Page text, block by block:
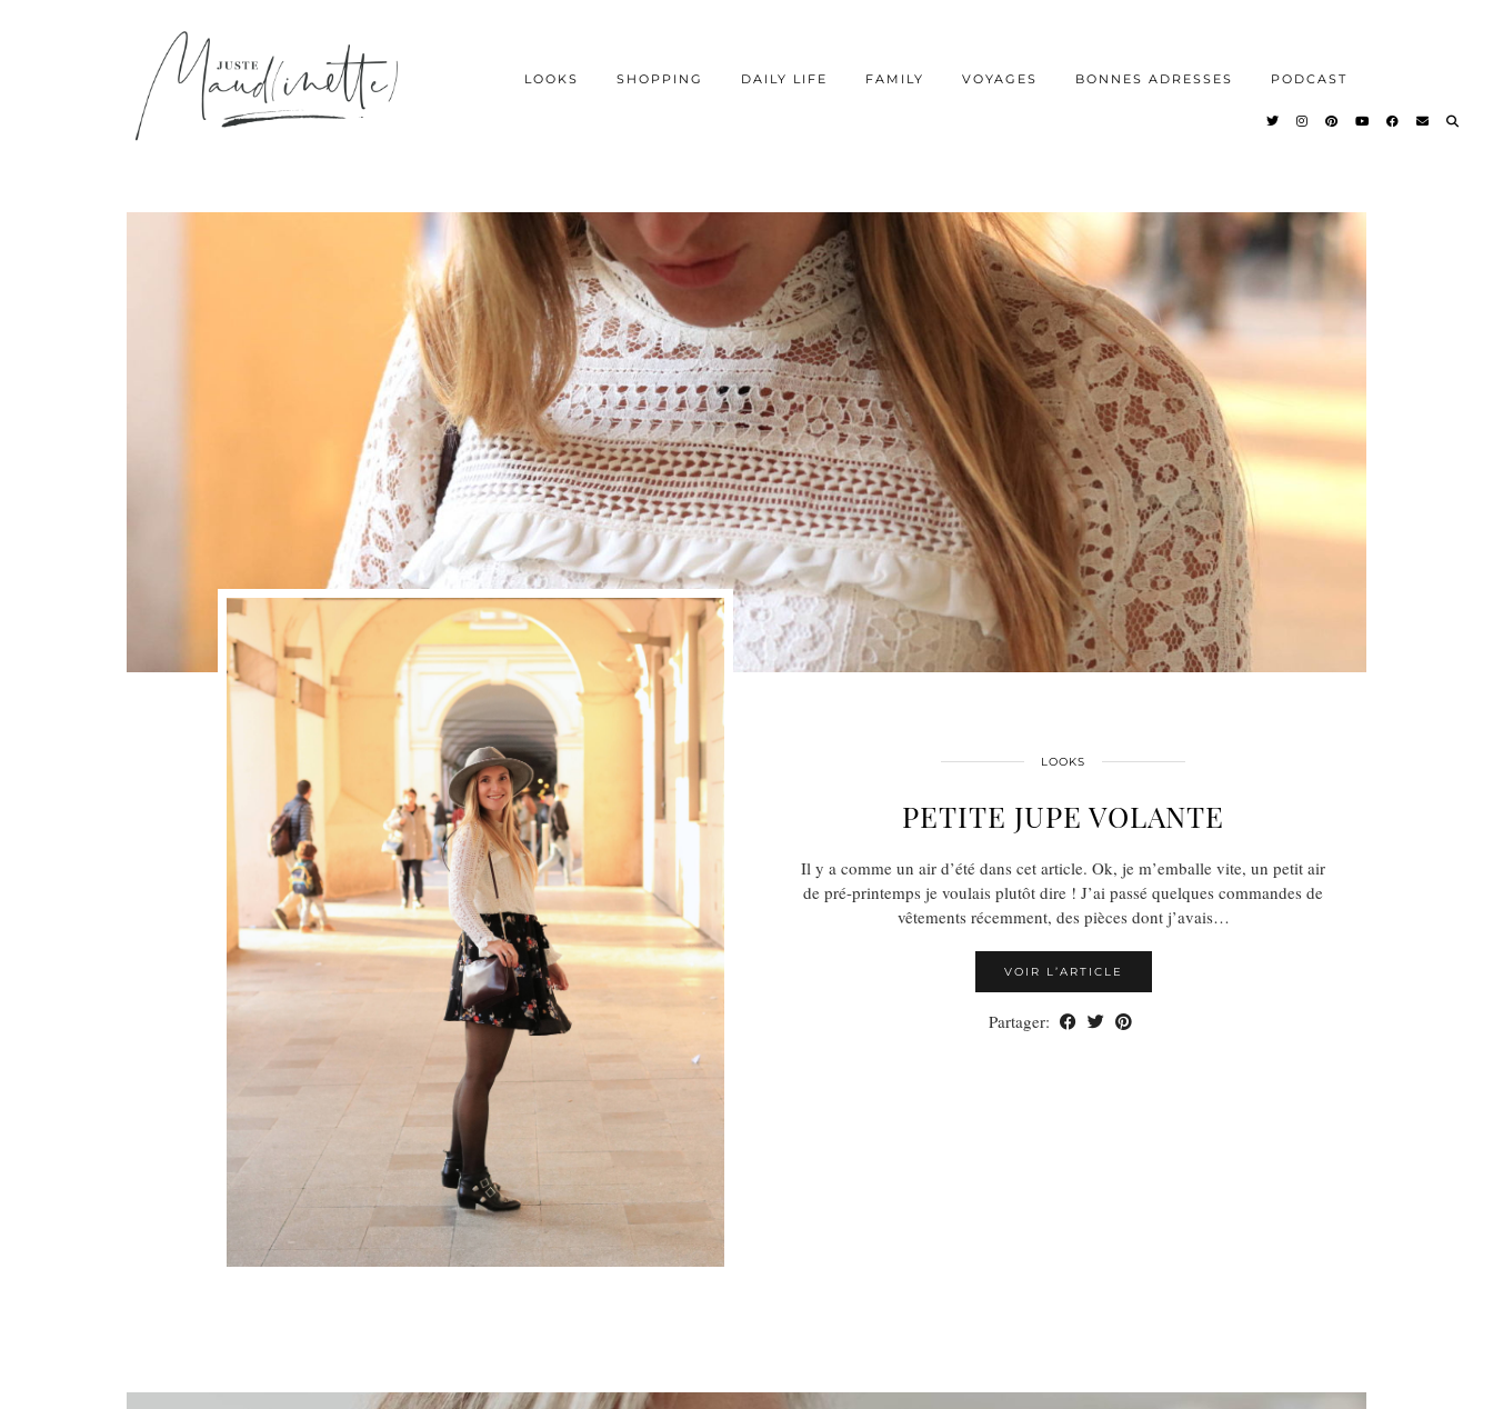
LOOKS SHOPPING DAILY LIFE FAMILY VOYAGES BONNES ADRESSES PODCAST
LOOKS
PETITE JUPE VOLANTE
Il y a comme un air d’été dans cet article. Ok, je m’emballe vite, un petit air
de pré-printemps je voulais plutôt dire ! J’ai passé quelques commandes de
vêtements récemment, des pièces dont j’avais…
VOIR L’ARTICLE
Partager: